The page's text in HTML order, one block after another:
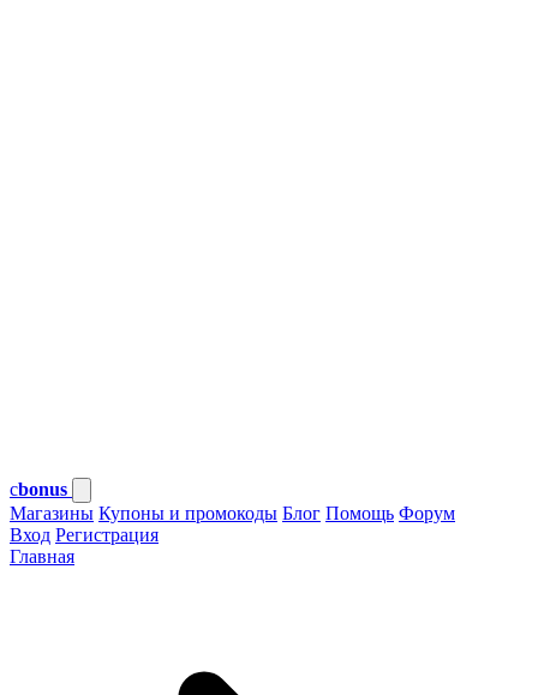
cbonus
Магазины Купоны и промокоды Блог Помощь Форум
Вход Регистрация
Главная